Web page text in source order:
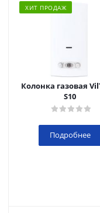
ХИТ ПРОДАЖ
Колонка газовая
S10
Подробнее